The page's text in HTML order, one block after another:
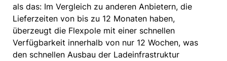
als das: Im Vergleich zu anderen Anbietern, die
Lieferzeiten von bis zu 12 Monaten haben,
überzeugt die Flexpole mit einer schnellen
Verfügbarkeit innerhalb von nur 12 Wochen, was
den schnellen Ausbau der Ladeinfrastruktur